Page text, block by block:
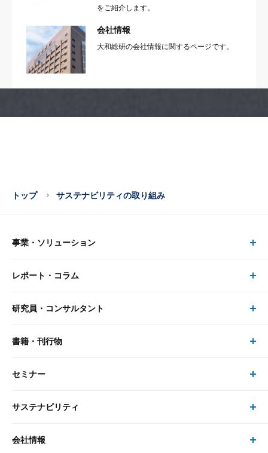
をご紹介します。
会社情報
大和総研の会社情報に関するページです。
トップ サステナビリティの取り組み
事業・ソリューション
事業・ソリューション トップ
リサーチ
レポート・コラム
レポート・コラム トップ
最新のレポート・コラム
研究員・コンサルタント
研究員・コンサルタント トップ
研究員
書籍・刊行物
書籍・刊行物 トップ
書籍
セミナー
セミナー トップ
現在受付中のセミナー・イベント
サステナビリティ
サステナビリティの取り組み
会社情報